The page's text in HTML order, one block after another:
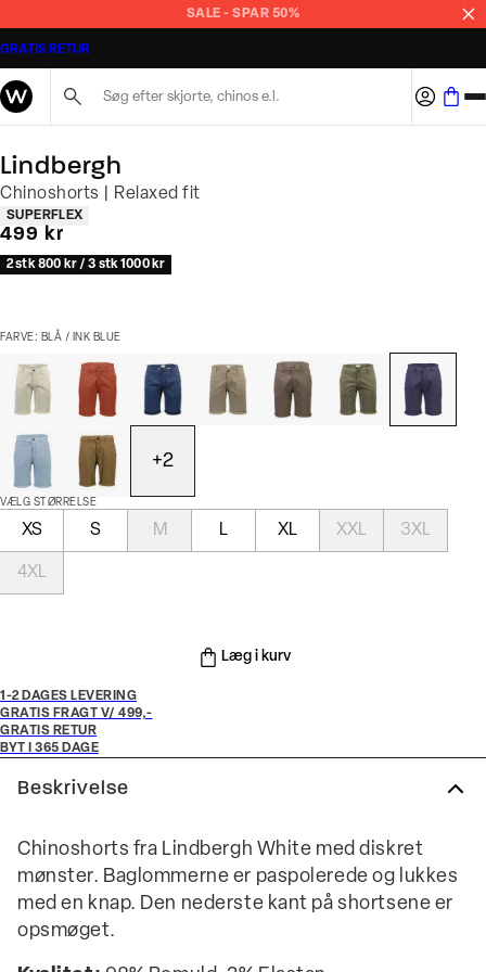
SALE - SPAR 50%
GRATIS RETUR
Lindbergh
Chinoshorts | Relaxed fit
Produkt egenskaber
SUPERFLEX
I alt (inkl. rabat)
499 kr
2 stk 800 kr / 3 stk 1000 kr
FARVE: BLÅ / INK BLUE
+2
VÆLG STØRRELSE
XS S M L XL XXL 3XL
4XL
Læg i kurv
1-2 DAGES LEVERING
GRATIS FRAGT V/ 499,-
GRATIS RETUR
BYT I 365 DAGE
Beskrivelse
Chinoshorts fra Lindbergh White med diskret
mønster. Baglommerne er paspolerede og lukkes
med en knap. Den nederste kant på shortsene er
opsmøget.